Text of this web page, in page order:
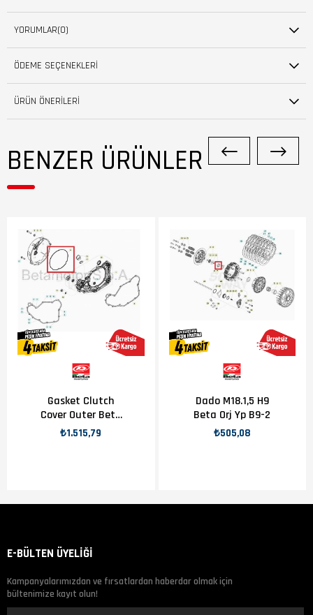
YORUMLAR(0)
ÖDEME SEÇENEKLERI
ÜRÜN ÖNERILERI
BENZER ÜRÜNLER
Gasket Clutch
Cover Outer Beta
Orj Yp B8-1
₺1.515,79
Dado M18.1,5 H9
Beta Orj Yp B9-2
₺505,08
E-BÜLTEN ÜYELİĞİ
Kampanyalarımızdan ve fırsatlardan haberdar olmak için
bültenimize kayıt olun!